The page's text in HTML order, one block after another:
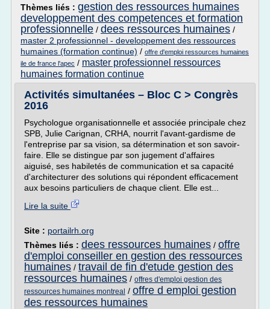
Thèmes liés : gestion des ressources humaines
developpement des competences et formation
professionnelle / dees ressources humaines /
master 2 professionnel - developpement des ressources
humaines (formation continue) / offre d'emploi ressources humaines
ile de france l'apec / master professionnel ressources
humaines formation continue
Activités simultanées – Bloc C > Congrès
2016
Psychologue organisationnelle et associée principale chez
SPB, Julie Carignan, CRHA, nourrit l'avant-gardisme de
l'entreprise par sa vision, sa détermination et son savoir-
faire. Elle se distingue par son jugement d'affaires
aiguisé, ses habiletés de communication et sa capacité
d'architecturer des solutions qui répondent efficacement
aux besoins particuliers de chaque client. Elle est...
Lire la suite
Site : portailrh.org
Thèmes liés : dees ressources humaines / offre
d'emploi conseiller en gestion des ressources
humaines / travail de fin d'etude gestion des
ressources humaines / offres d'emploi gestion des
ressources humaines montreal / offre d emploi gestion
des ressources humaines